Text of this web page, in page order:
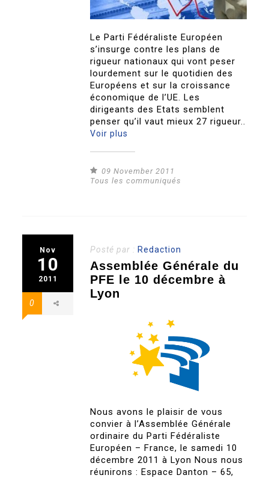
Le Parti Fédéraliste Européen
s’insurge contre les plans de
rigueur nationaux qui vont peser
lourdement sur le quotidien des
Européens et sur la croissance
économique de l’UE. Les
dirigeants des Etats semblent
penser qu’il vaut mieux 27 rigueur..
Voir plus
09 November 2011
Tous les communiqués
Nov
10
2011
0
Posté par : Redaction
Assemblée Générale du
PFE le 10 décembre à
Lyon
Nous avons le plaisir de vous
convier à l’Assemblée Générale
ordinaire du Parti Fédéraliste
Européen – France, le samedi 10
décembre 2011 à Lyon Nous nous
réunirons : Espace Danton – 65,